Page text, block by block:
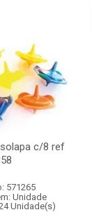
c/8 ref
571265
Unidade
Unidade(s)